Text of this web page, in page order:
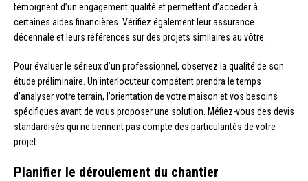
témoignent d’un engagement qualité et permettent d’accéder à
certaines aides financières. Vérifiez également leur assurance
décennale et leurs références sur des projets similaires au vôtre.
Pour évaluer le sérieux d’un professionnel, observez la qualité de son
étude préliminaire. Un interlocuteur compétent prendra le temps
d’analyser votre terrain, l’orientation de votre maison et vos besoins
spécifiques avant de vous proposer une solution. Méfiez-vous des devis
standardisés qui ne tiennent pas compte des particularités de votre
projet.
Planifier le déroulement du chantier